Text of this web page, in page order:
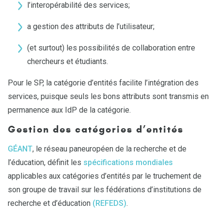
l’interopérabilité des services;
a gestion des attributs de l’utilisateur;
(et surtout) les possibilités de collaboration entre
chercheurs et étudiants.
Pour le SP, la catégorie d’entités facilite l’intégration des
services, puisque seuls les bons attributs sont transmis en
permanence aux IdP de la catégorie.
Gestion des catégories d’entités
GÉANT, le réseau paneuropéen de la recherche et de
l’éducation, définit les spécifications mondiales
applicables aux catégories d’entités par le truchement de
son groupe de travail sur les fédérations d’institutions de
recherche et d’éducation (REFEDS).